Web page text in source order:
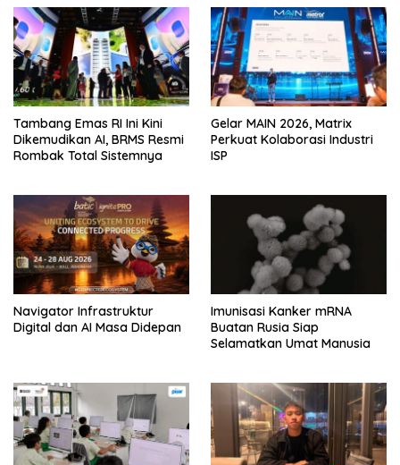
Tambang Emas RI Ini Kini
Dikemudikan AI, BRMS Resmi
Rombak Total Sistemnya
Gelar MAIN 2026, Matrix
Perkuat Kolaborasi Industri
ISP
Navigator Infrastruktur
Digital dan AI Masa Didepan
Imunisasi Kanker mRNA
Buatan Rusia Siap
Selamatkan Umat Manusia